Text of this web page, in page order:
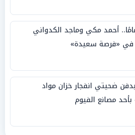
13 عامًا.. أحمد مكي وماجد الكدواني
في «فرصة سعيدة»
ضحيتي انفجار خزان مواد
بأحد مصانع الفيوم